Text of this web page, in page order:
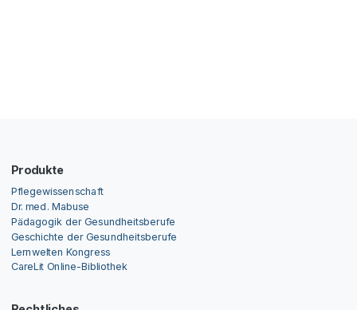
Produkte
Pflegewissenschaft
Dr. med. Mabuse
Pädagogik der Gesundheitsberufe
Geschichte der Gesundheitsberufe
Lernwelten Kongress
CareLit Online-Bibliothek